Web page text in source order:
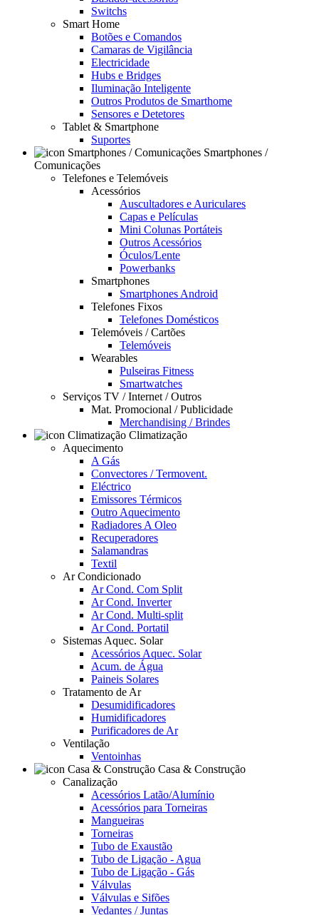
Switchs
Smart Home
Botões e Comandos
Camaras de Vigilância
Electricidade
Hubs e Bridges
Iluminação Inteligente
Outros Produtos de Smarthome
Sensores e Detetores
Tablet & Smartphone
Suportes
Smartphones /
Comunicações
Telefones e Telemóveis
Acessórios
Auscultadores e Auriculares
Capas e Películas
Mini Colunas Portáteis
Outros Acessórios
Óculos/Lente
Powerbanks
Smartphones
Smartphones Android
Telefones Fixos
Telefones Domésticos
Telemóveis / Cartões
Telemóveis
Wearables
Pulseiras Fitness
Smartwatches
Serviços TV / Internet / Outros
Mat. Promocional / Publicidade
Merchandising / Brindes
Climatização
Aquecimento
A Gás
Convectores / Termovent.
Eléctrico
Emissores Térmicos
Outro Aquecimento
Radiadores A Oleo
Recuperadores
Salamandras
Textil
Ar Condicionado
Ar Cond. Com Split
Ar Cond. Inverter
Ar Cond. Multi-split
Ar Cond. Portatil
Sistemas Aquec. Solar
Acessórios Aquec. Solar
Acum. de Água
Paineis Solares
Tratamento de Ar
Desumidificadores
Humidificadores
Purificadores de Ar
Ventilação
Ventoinhas
Casa & Construção
Canalização
Acessórios Latão/Alumínio
Acessórios para Torneiras
Mangueiras
Torneiras
Tubo de Exaustão
Tubo de Ligação - Agua
Tubo de Ligação - Gás
Válvulas
Válvulas e Sifões
Vedantes / Juntas